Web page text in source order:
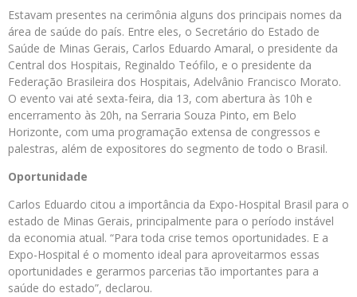
Estavam presentes na cerimônia alguns dos principais nomes da
área de saúde do país. Entre eles, o Secretário do Estado de
Saúde de Minas Gerais, Carlos Eduardo Amaral, o presidente da
Central dos Hospitais, Reginaldo Teófilo, e o presidente da
Federação Brasileira dos Hospitais, Adelvânio Francisco Morato.
O evento vai até sexta-feira, dia 13, com abertura às 10h e
encerramento às 20h, na Serraria Souza Pinto, em Belo
Horizonte, com uma programação extensa de congressos e
palestras, além de expositores do segmento de todo o Brasil.
Oportunidade
Carlos Eduardo citou a importância da Expo-Hospital Brasil para o
estado de Minas Gerais, principalmente para o período instável
da economia atual. “Para toda crise temos oportunidades. E a
Expo-Hospital é o momento ideal para aproveitarmos essas
oportunidades e gerarmos parcerias tão importantes para a
saúde do estado”, declarou.